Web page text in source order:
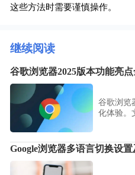
这些方法时需要谨慎操作。
继续阅读
谷歌浏览器2025版本功能亮
谷歌浏览
化体验。
Google浏览器多语言切换设